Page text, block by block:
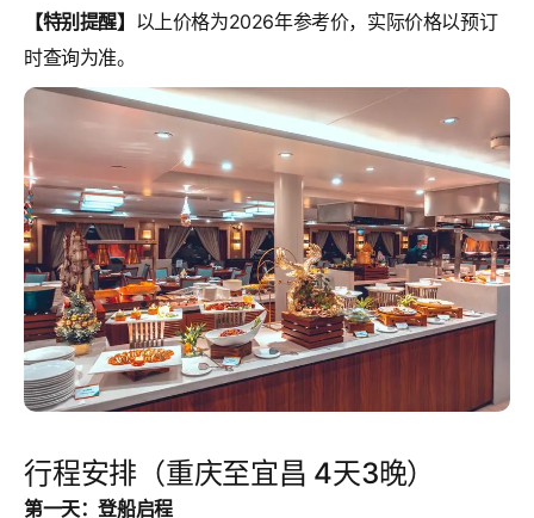
【特别提醒】 以上价格为2026年参考价，实际价格以预订
时查询为准。
行程安排（重庆至宜昌 4天3晚）
第一天：登船启程